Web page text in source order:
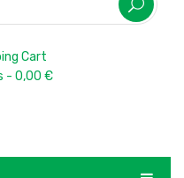
Cart
- 0,00 €